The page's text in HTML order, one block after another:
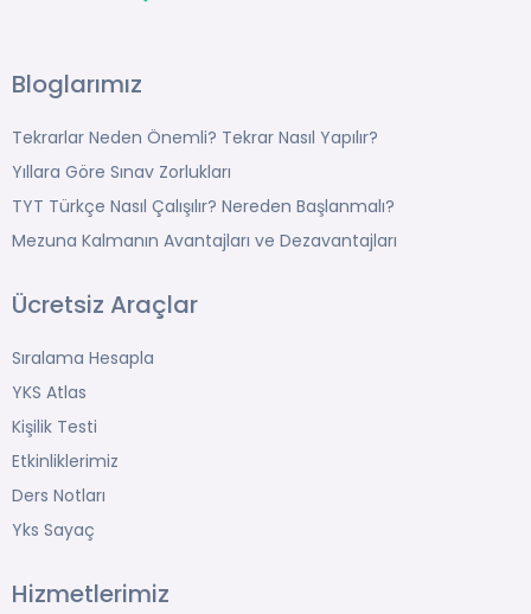
Bloglarımız
Tekrarlar Neden Önemli? Tekrar Nasıl Yapılır?
Yıllara Göre Sınav Zorlukları
TYT Türkçe Nasıl Çalışılır? Nereden Başlanmalı?
Mezuna Kalmanın Avantajları ve Dezavantajları
Ücretsiz Araçlar
Sıralama Hesapla
YKS Atlas
Kişilik Testi
Etkinliklerimiz
Ders Notları
Yks Sayaç
Hizmetlerimiz